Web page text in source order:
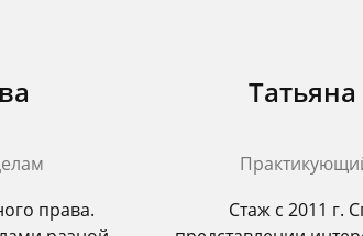
права.
Стаж с 2011 г.